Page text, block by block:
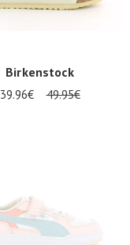
Birkenstock
39.96€ 49.95€